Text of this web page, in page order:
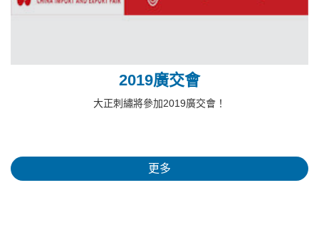
2019廣交會
大正刺繡將參加2019廣交會！
更多